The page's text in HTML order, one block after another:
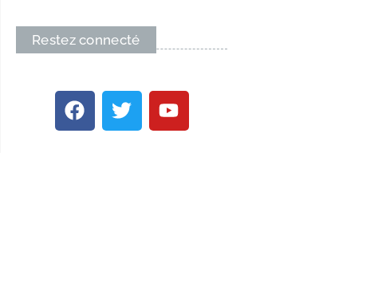
Restez connecté